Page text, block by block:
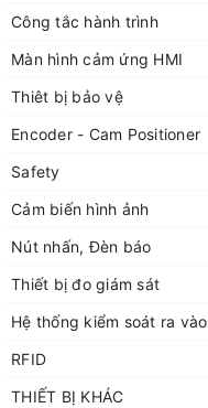
Công tắc hành trình
Màn hình cảm ứng HMI
Thiêt bị bảo vệ
Encoder - Cam Positioner
Safety
Cảm biến hình ảnh
Nút nhấn, Đèn báo
Thiết bị đo giám sát
Hệ thống kiểm soát ra vào
RFID
THIẾT BỊ KHÁC